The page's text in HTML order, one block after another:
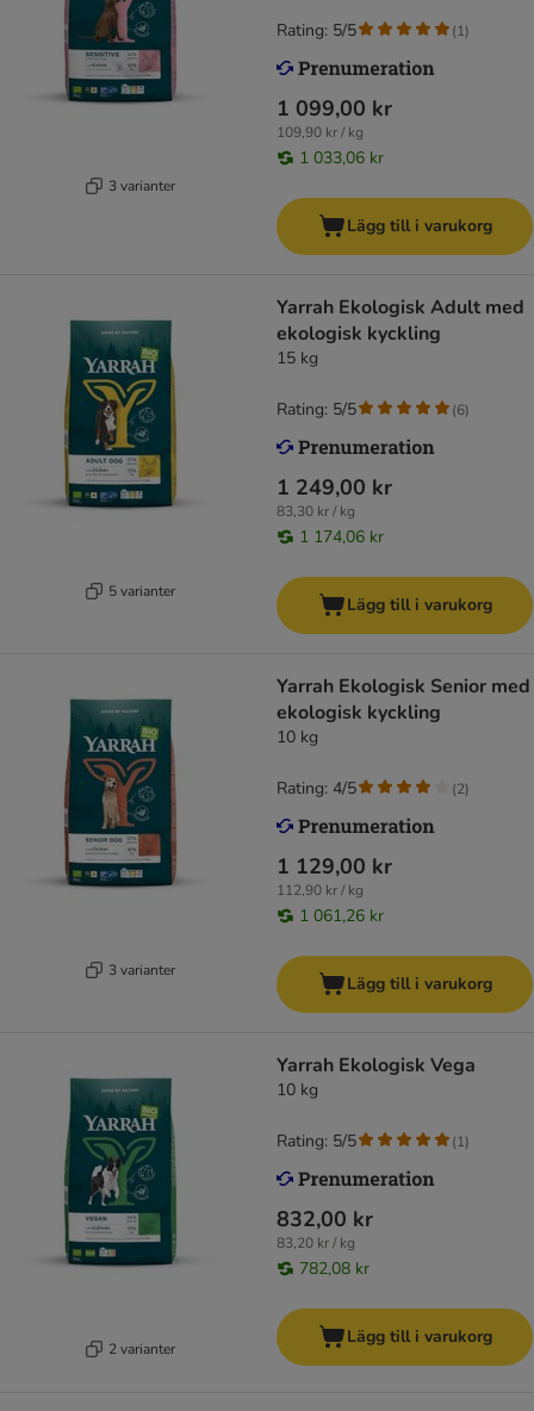
3 varianter
1 099,00 kr
109,90 kr / kg
1 033,06 kr
Rating: 5/5 (1)
Lägg till i varukorg
5 varianter
Yarrah Ekologisk Adult med
ekologisk kyckling
15 kg
1 249,00 kr
83,30 kr / kg
1 174,06 kr
Rating: 5/5 (6)
Lägg till i varukorg
3 varianter
Yarrah Ekologisk Senior med
ekologisk kyckling
10 kg
1 129,00 kr
112,90 kr / kg
1 061,26 kr
Rating: 4/5 (2)
Lägg till i varukorg
2 varianter
Yarrah Ekologisk Vega
10 kg
832,00 kr
83,20 kr / kg
782,08 kr
Rating: 5/5 (1)
Lägg till i varukorg